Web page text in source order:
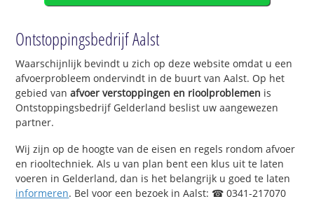
Ontstoppingsbedrijf Aalst
Waarschijnlijk bevindt u zich op deze website omdat u een
afvoerprobleem ondervindt in de buurt van Aalst. Op het
gebied vanafvoer verstoppingen en rioolproblemen is
Ontstoppingsbedrijf Gelderland beslist uw aangewezen
partner.
Wij zijn op de hoogte van de eisen en regels rondom afvoer
en riooltechniek. Als u van plan bent een klus uit te laten
voeren in Gelderland, dan is het belangrijk u goed te laten
informeren. Bel voor een bezoek in Aalst: ☎ 0341-217070